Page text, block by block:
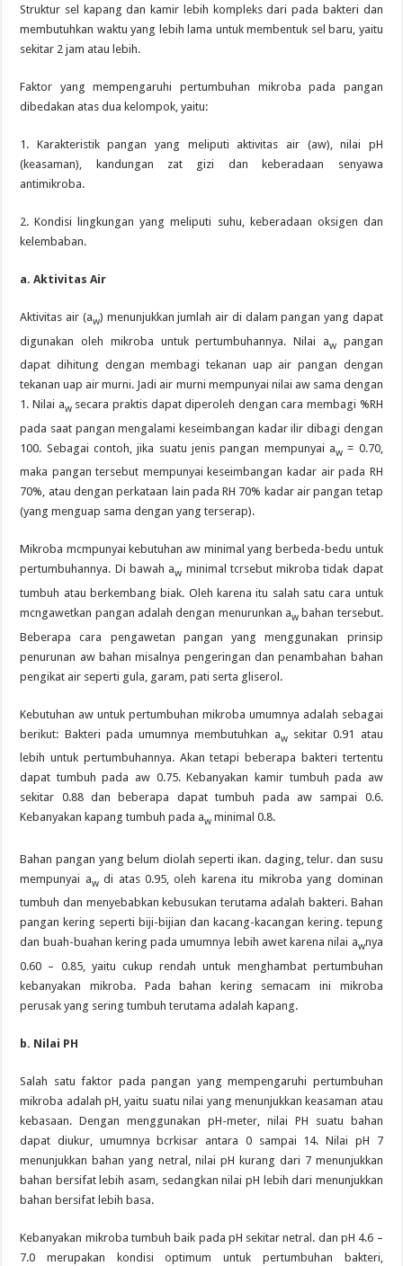
Struktur sel kapang dan kamir lebih kompleks dari pada bakteri dan
membutuhkan waktu yang lebih lama untuk membentuk sel baru, yaitu
sekitar 2 jam atau lebih.
Faktor yang mempengaruhi pertumbuhan mikroba pada pangan
dibedakan atas dua kelompok, yaitu:
1. Karakteristik pangan yang meliputi aktivitas air (aw), nilai pH
(keasaman), kandungan zat gizi dan keberadaan senyawa
antimikroba.
2. Kondisi lingkungan yang meliputi suhu, keberadaan oksigen dan
kelembaban.
a. Aktivitas Air
Aktivitas air (aw) menunjukkan jumlah air di dalam pangan yang dapat
digunakan oleh mikroba untuk pertumbuhannya. Nilai awpangan
dapat dihitung dengan membagi tekanan uap air pangan dengan
tekanan uap air murni. Jadi air murni mempunyai nilai aw sama dengan
1. Nilai awsecara praktis dapat diperoleh dengan cara membagi %RH
pada saat pangan mengalami keseimbangan kadar ilir dibagi dengan
100. Sebagai contoh, jika suatu jenis pangan mempunyai aw = 0.70,
maka pangan tersebut mempunyai keseimbangan kadar air pada RH
70%, atau dengan perkataan lain pada RH 70% kadar air pangan tetap
(yang menguap sama dengan yang terserap).
Mikroba mcmpunyai kebutuhan aw minimal yang berbeda-bedu untuk
pertumbuhannya. Di bawah aw minimal tcrsebut mikroba tidak dapat
tumbuh atau berkembang biak. Oleh karena itu salah satu cara untuk
mcngawetkan pangan adalah dengan menurunkan aw bahan tersebut.
Beberapa cara pengawetan pangan yang menggunakan prinsip
penurunan aw bahan misalnya pengeringan dan penambahan bahan
pengikat air seperti gula, garam, pati serta gliserol.
Kebutuhan aw untuk pertumbuhan mikroba umumnya adalah sebagai
berikut: Bakteri pada umumnya membutuhkan awsekitar 0.91 atau
lebih untuk pertumbuhannya. Akan tetapi beberapa bakteri tertentu
dapat tumbuh pada aw 0.75. Kebanyakan kamir tumbuh pada aw
sekitar 0.88 dan beberapa dapat tumbuh pada aw sampai 0.6.
Kebanyakan kapang tumbuh pada aw minimal 0.8.
Bahan pangan yang belum diolah seperti ikan. daging, telur. dan susu
mempunyai awdi atas 0.95, oleh karena itu mikroba yang dominan
tumbuh dan menyebabkan kebusukan terutama adalah bakteri. Bahan
pangan kering seperti biji-bijian dan kacang-kacangan kering. tepung
dan buah-buahan kering pada umumnya lebih awet karena nilai awnya
0.60 – 0.85, yaitu cukup rendah untuk menghambat pertumbuhan
kebanyakan mikroba. Pada bahan kering semacam ini mikroba
perusak yang sering tumbuh terutama adalah kapang.
b. Nilai PH
Salah satu faktor pada pangan yang mempengaruhi pertumbuhan
mikroba adalah pH, yaitu suatu nilai yang menunjukkan keasaman atau
kebasaan. Dengan menggunakan pH-meter, nilai PH suatu bahan
dapat diukur, umumnya bcrkisar antara 0 sampai 14. Nilai pH 7
menunjukkan bahan yang netral, nilai pH kurang dari 7 menunjukkan
bahan bersifat lebih asam, sedangkan nilai pH lebih dari menunjukkan
bahan bersifat lebih basa.
Kebanyakan mikroba tumbuh baik pada pH sekitar netral. dan pH 4.6 –
7.0 merupakan kondisi optimum untuk pertumbuhan bakteri,